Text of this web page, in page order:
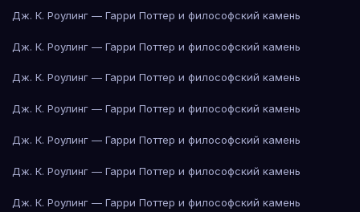
Дж. К. Роулинг — Гарри Поттер и философский камень
Дж. К. Роулинг — Гарри Поттер и философский камень
Дж. К. Роулинг — Гарри Поттер и философский камень
Дж. К. Роулинг — Гарри Поттер и философский камень
Дж. К. Роулинг — Гарри Поттер и философский камень
Дж. К. Роулинг — Гарри Поттер и философский камень
Дж. К. Роулинг — Гарри Поттер и философский камень